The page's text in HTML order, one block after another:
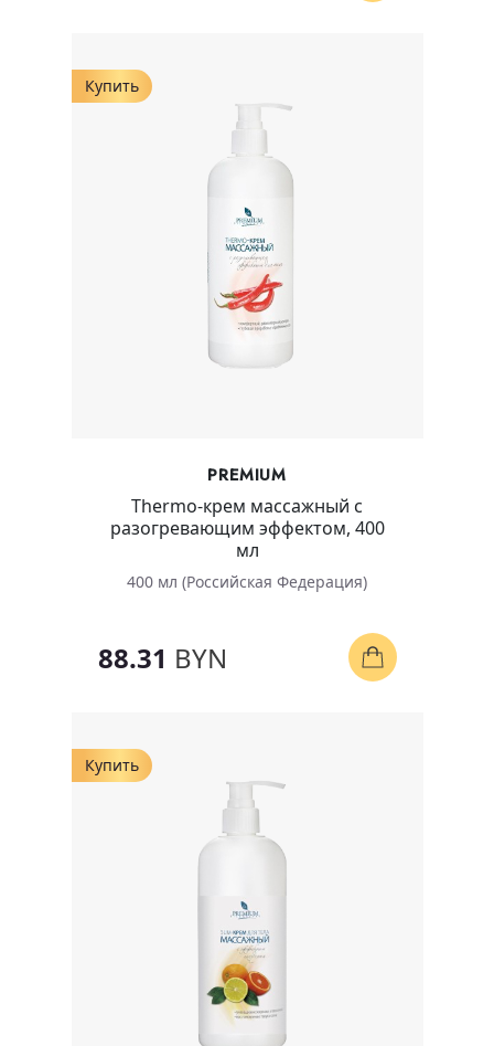
Купить
PREMIUM
Thermo-крем массажный с
разогревающим эффектом, 400
мл
400 мл (Российская Федерация)
88.31 BYN
Купить